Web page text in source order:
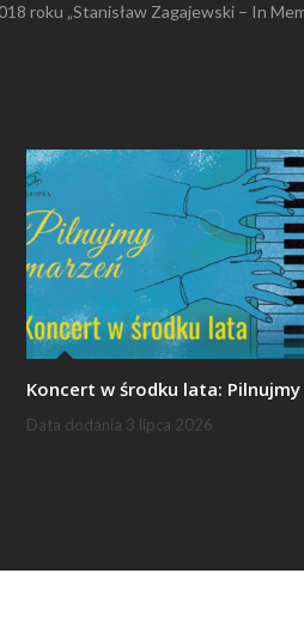
roku „Stanisław Zagajewski – In
Koncert w środku lata:
Data dodania 3 lipca 2026